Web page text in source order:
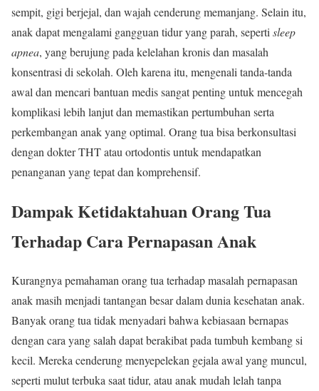
sempit, gigi berjejal, dan wajah cenderung memanjang. Selain itu,
anak dapat mengalami gangguan tidur yang parah, seperti sleep
apnea, yang berujung pada kelelahan kronis dan masalah
konsentrasi di sekolah. Oleh karena itu, mengenali tanda-tanda
awal dan mencari bantuan medis sangat penting untuk mencegah
komplikasi lebih lanjut dan memastikan pertumbuhan serta
perkembangan anak yang optimal. Orang tua bisa berkonsultasi
dengan dokter THT atau ortodontis untuk mendapatkan
penanganan yang tepat dan komprehensif.
Dampak Ketidaktahuan Orang Tua
Terhadap Cara Pernapasan Anak
Kurangnya pemahaman orang tua terhadap masalah pernapasan
anak masih menjadi tantangan besar dalam dunia kesehatan anak.
Banyak orang tua tidak menyadari bahwa kebiasaan bernapas
dengan cara yang salah dapat berakibat pada tumbuh kembang si
kecil. Mereka cenderung menyepelekan gejala awal yang muncul,
seperti mulut terbuka saat tidur, atau anak mudah lelah tanpa